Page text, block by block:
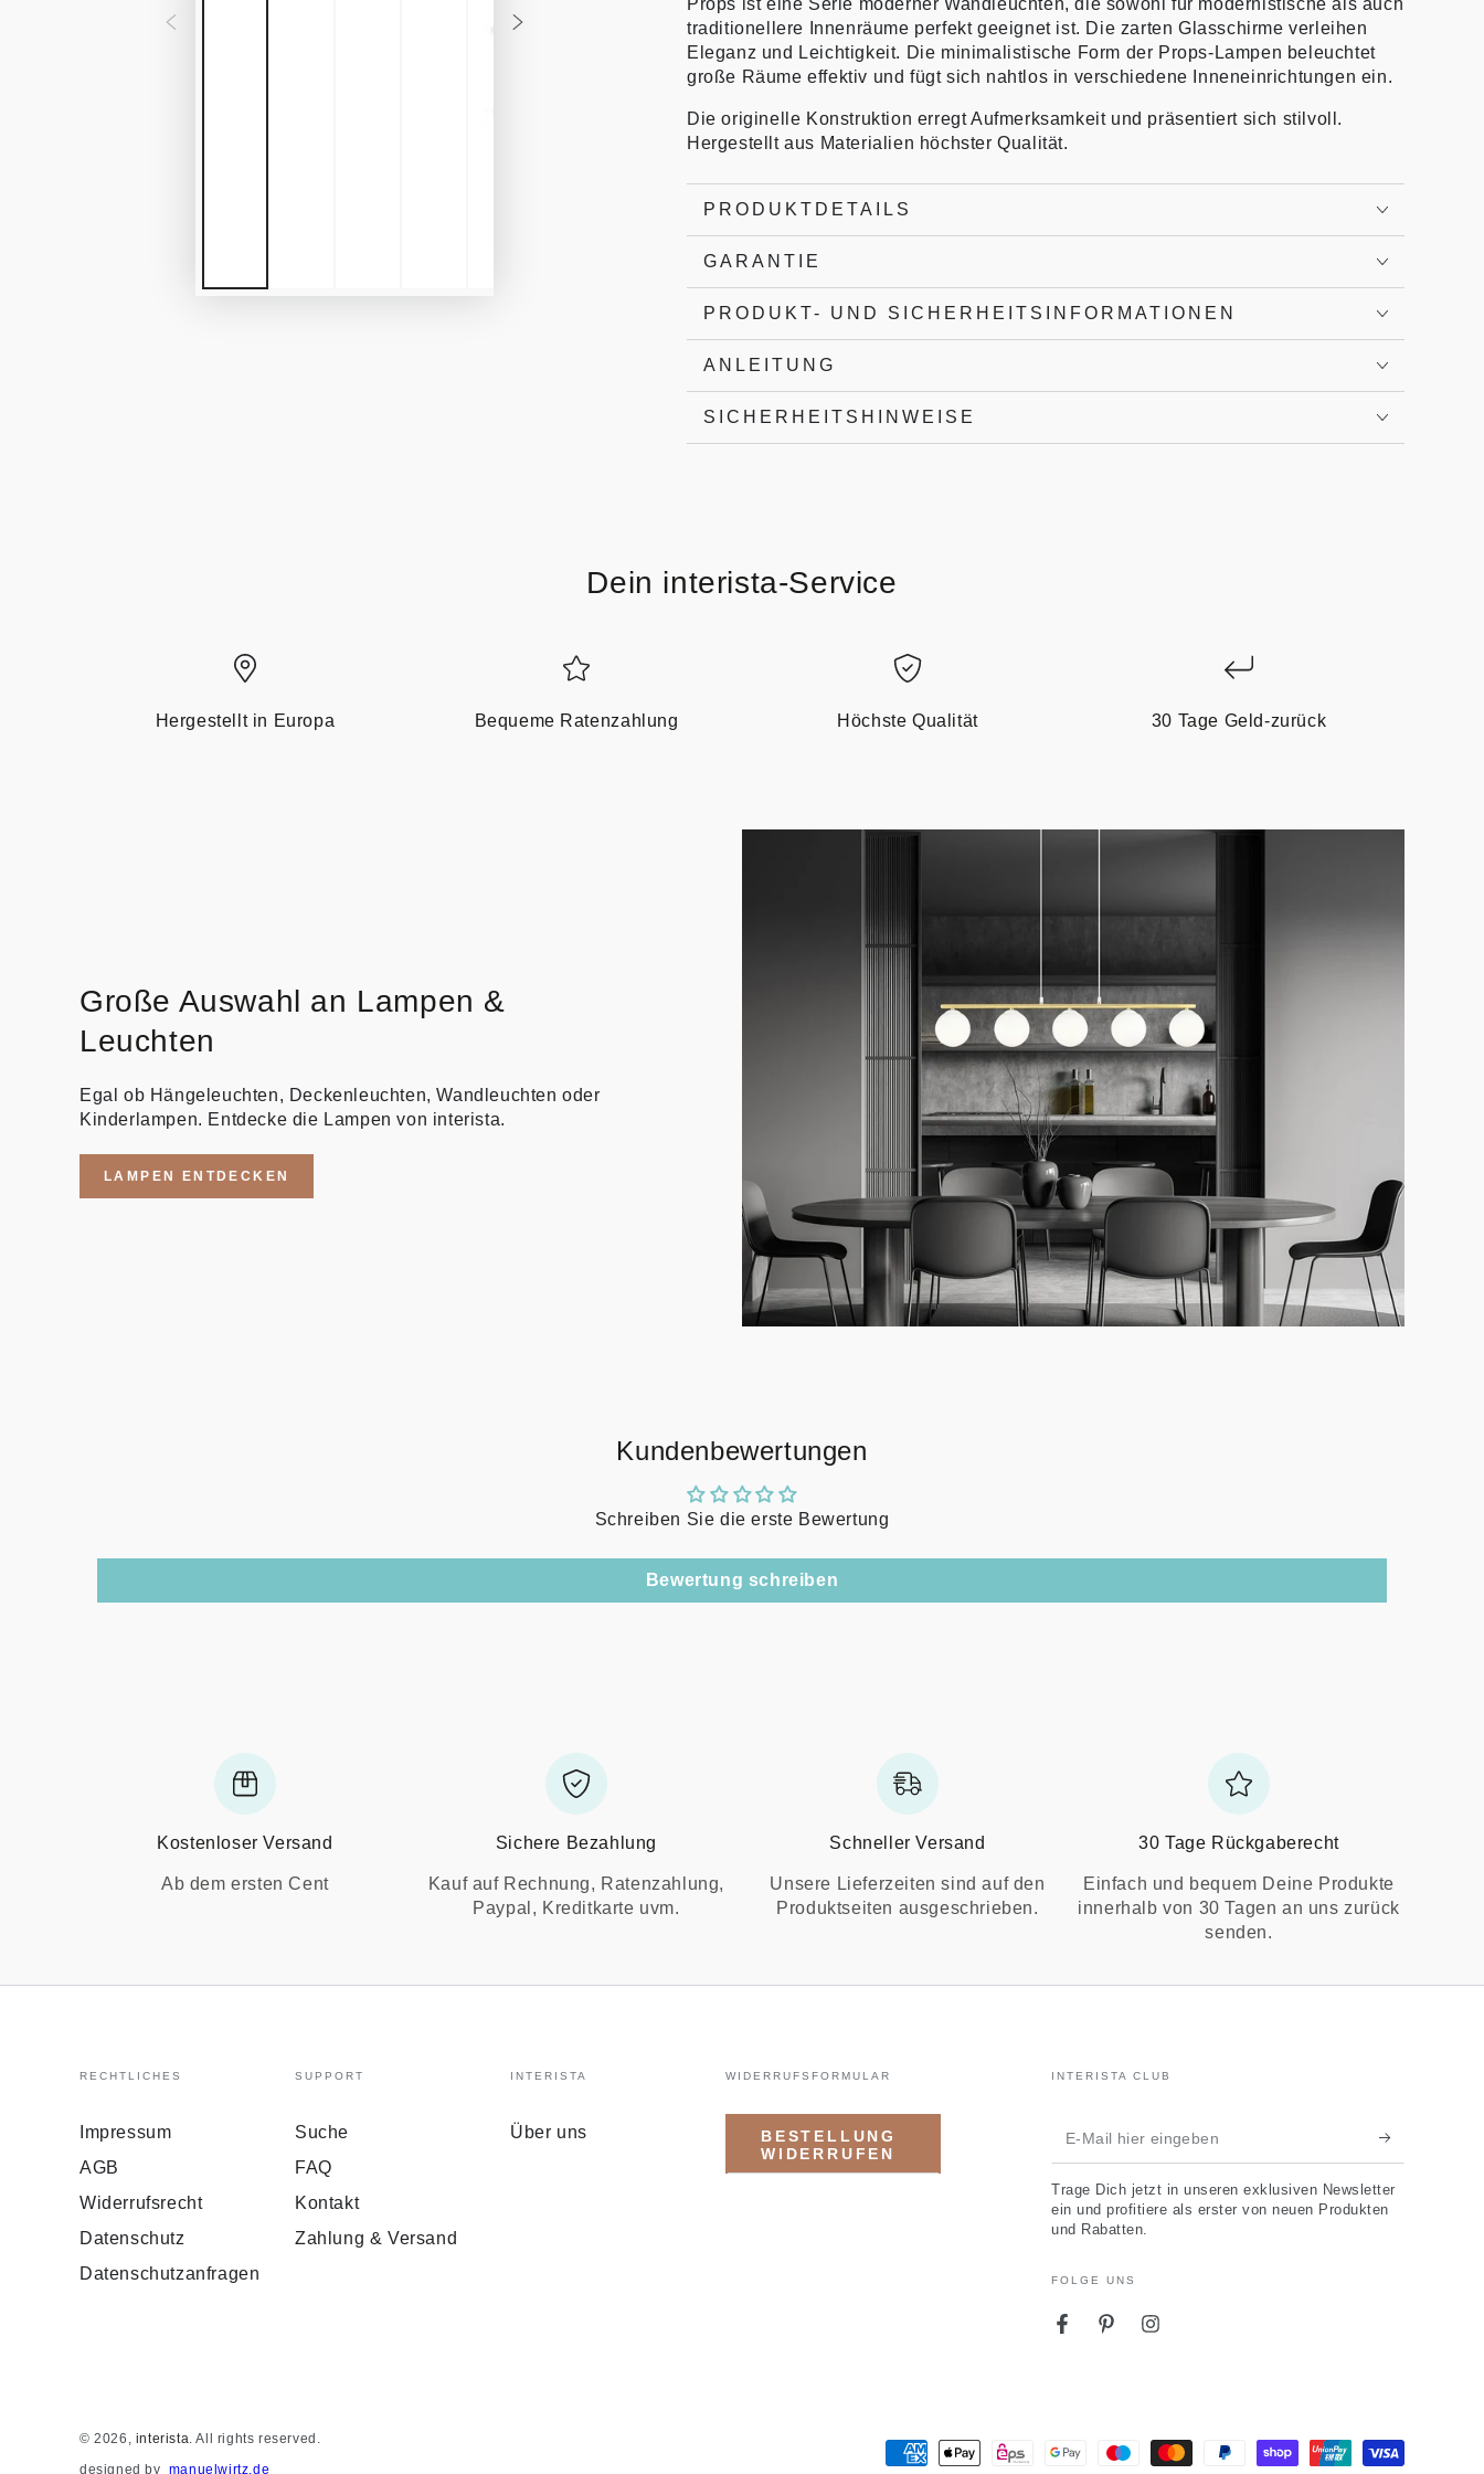
traditionellere Innenräume perfekt geeignet ist. Die zarten Glasschirme verleihen
Eleganz und Leichtigkeit. Die minimalistische Form der Props-Lampen beleuchtet
große Räume effektiv und fügt sich nahtlos in verschiedene Inneneinrichtungen ein.
Die originelle Konstruktion erregt Aufmerksamkeit und präsentiert sich stilvoll.
Hergestellt aus Materialien höchster Qualität.
PRODUKTDETAILS
GARANTIE
PRODUKT- UND SICHERHEITSINFORMATIONEN
ANLEITUNG
SICHERHEITSHINWEISE
Dein interista-Service
Hergestellt in Europa Bequeme Ratenzahlung Höchste Qualität 30 Tage Geld-zurück
Große Auswahl an Lampen &
Leuchten
Egal ob Hängeleuchten, Deckenleuchten, Wandleuchten oder
Kinderlampen. Entdecke die Lampen von interista.
LAMPEN ENTDECKEN
Kundenbewertungen
Schreiben Sie die erste Bewertung
Bewertung schreiben
Kostenloser Versand
Ab dem ersten Cent
Sichere Bezahlung
Kauf auf Rechnung, Ratenzahlung,
Paypal, Kreditkarte uvm.
Schneller Versand
Unsere Lieferzeiten sind auf den
Produktseiten ausgeschrieben.
30 Tage Rückgaberecht
Einfach und bequem Deine Produkte
innerhalb von 30 Tagen an uns zurück
senden.
RECHTLICHES
Impressum
AGB
Widerrufsrecht
Datenschutz
Datenschutzanfragen
SUPPORT
Suche
FAQ
Kontakt
Zahlung & Versand
INTERISTA
Über uns
WIDERRUFSFORMULAR
BESTELLUNG
WIDERRUFEN
INTERISTA CLUB
E-
Mail
hier
eingeben
Trage Dich jetzt in unseren exklusiven Newsletter
ein und profitiere als erster von neuen Produkten
und Rabatten.
FOLGE UNS
FacebookPinterestInstagram
© 2026, interista. All rights reserved.
designed by manuelwirtz.de
Zahlungsmöglichkeiten